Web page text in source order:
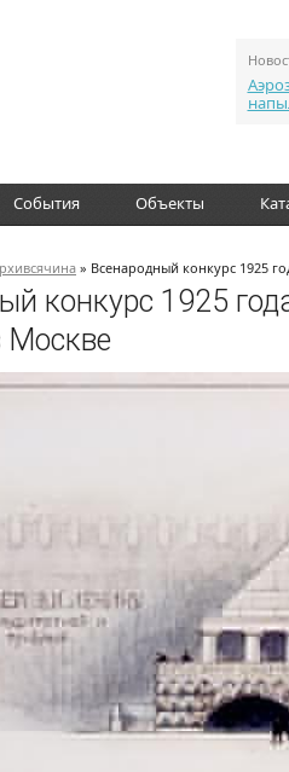
События Объекты
» Всенародный конкурс 1925
конкурс 1925
Москве